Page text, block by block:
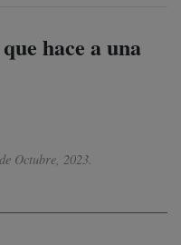
hace a una
Octubre, 2023.